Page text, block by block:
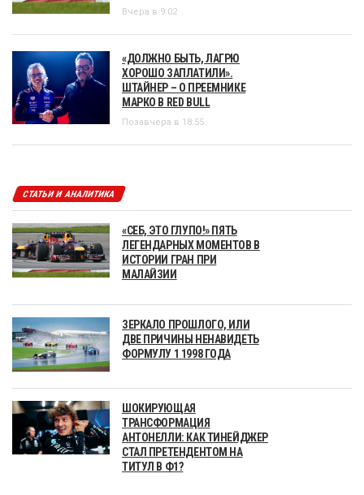
Вчера в 9:02
«ДОЛЖНО БЫТЬ, ЛАГРЮ
ХОРОШО ЗАПЛАТИЛИ».
ШТАЙНЕР – О ПРЕЕМНИКЕ
МАРКО В RED BULL
Позавчера в 18:55
СТАТЬИ И АНАЛИТИКА
«СЕБ, ЭТО ГЛУПО!» ПЯТЬ
ЛЕГЕНДАРНЫХ МОМЕНТОВ В
ИСТОРИИ ГРАН ПРИ
МАЛАЙЗИИ
ЗЕРКАЛО ПРОШЛОГО, ИЛИ
ДВЕ ПРИЧИНЫ НЕНАВИДЕТЬ
ФОРМУЛУ 1 1998 ГОДА
ШОКИРУЮЩАЯ
ТРАНСФОРМАЦИЯ
АНТОНЕЛЛИ: КАК ТИНЕЙДЖЕР
СТАЛ ПРЕТЕНДЕНТОМ НА
ТИТУЛ В Ф1?